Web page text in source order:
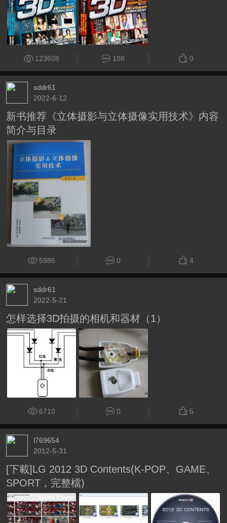
123608 108 0
sddr61
2022-6-12
新书推荐《立体摄影与立体摄像实用技术》内容
简介与目录
5986 0 4
sddr61
2022-5-21
怎样选择3D拍摄的相机和器材（1）
6710 0 5
l769654
2012-5-31
[下載]LG 2012 3D Contents(K-POP、GAME、
SPORT，完整檔)